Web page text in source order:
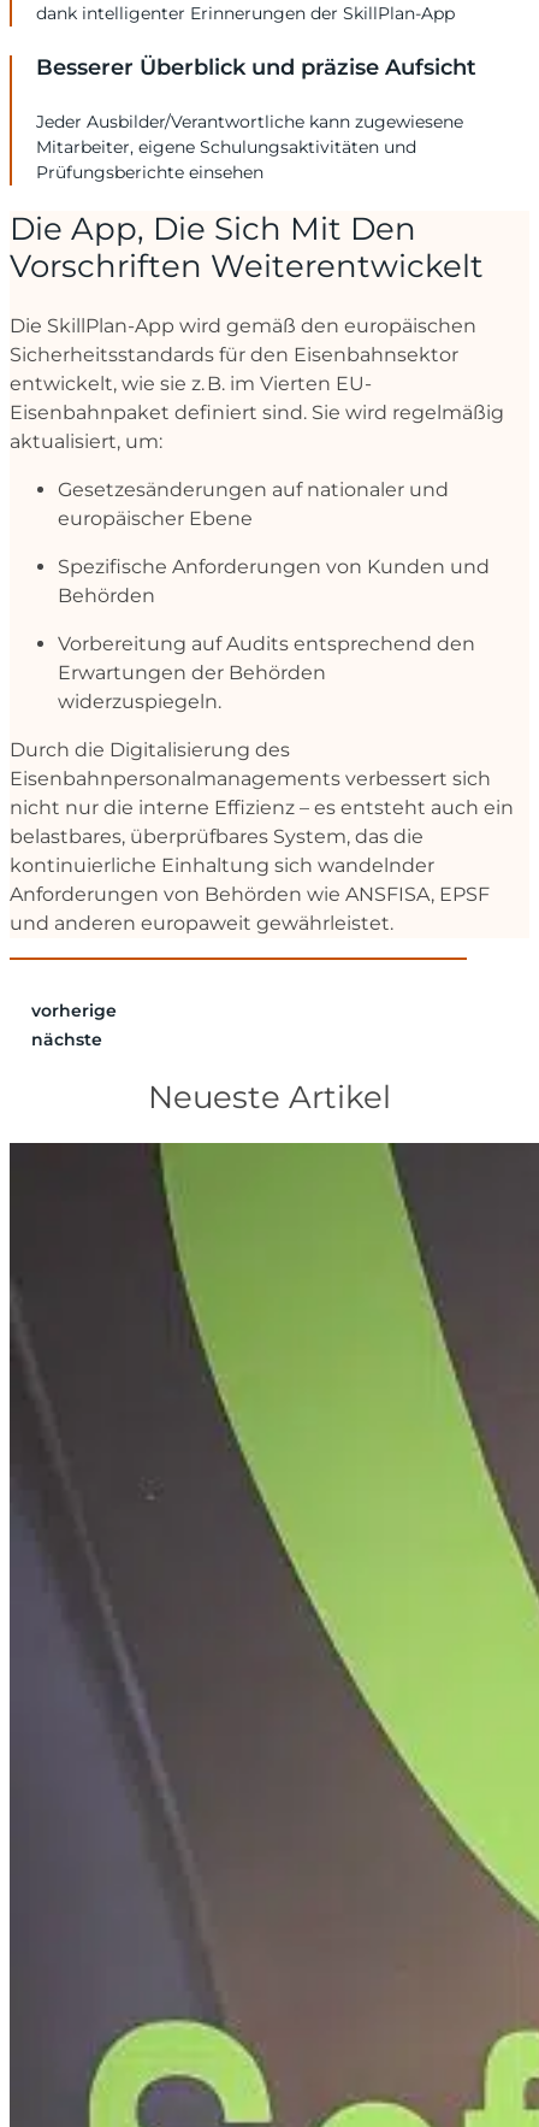
dank intelligenter Erinnerungen der SkillPlan-App
Besserer Überblick und präzise Aufsicht
Jeder Ausbilder/Verantwortliche kann zugewiesene
Mitarbeiter, eigene Schulungsaktivitäten und
Prüfungsberichte einsehen
Die App, Die Sich Mit Den
Vorschriften Weiterentwickelt
Die SkillPlan-App wird gemäß den europäischen
Sicherheitsstandards für den Eisenbahnsektor
entwickelt, wie sie z. B. im Vierten EU-
Eisenbahnpaket definiert sind. Sie wird regelmäßig
aktualisiert, um:
Gesetzesänderungen auf nationaler und
europäischer Ebene
Spezifische Anforderungen von Kunden und
Behörden
Vorbereitung auf Audits entsprechend den
Erwartungen der Behörden
widerzuspiegeln.
Durch die Digitalisierung des
Eisenbahnpersonalmanagements verbessert sich
nicht nur die interne Effizienz – es entsteht auch ein
belastbares, überprüfbares System, das die
kontinuierliche Einhaltung sich wandelnder
Anforderungen von Behörden wie ANSFISA, EPSF
und anderen europaweit gewährleistet.
vorherige
nächste
Neueste Artikel